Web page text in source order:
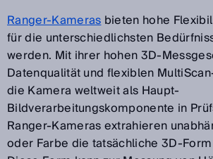
Ranger-Kamerasbieten hohe
für die unterschiedlichsten
werden. Mit ihrer hohen 3D-
Datenqualität und flexiblen
die Kamera weltweit als Haupt-
Bildverarbeitungskomponente in
Ranger-Kameras extrahieren
oder Farbe die tatsächliche 3D-